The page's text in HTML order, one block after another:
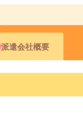
派遣会社概要